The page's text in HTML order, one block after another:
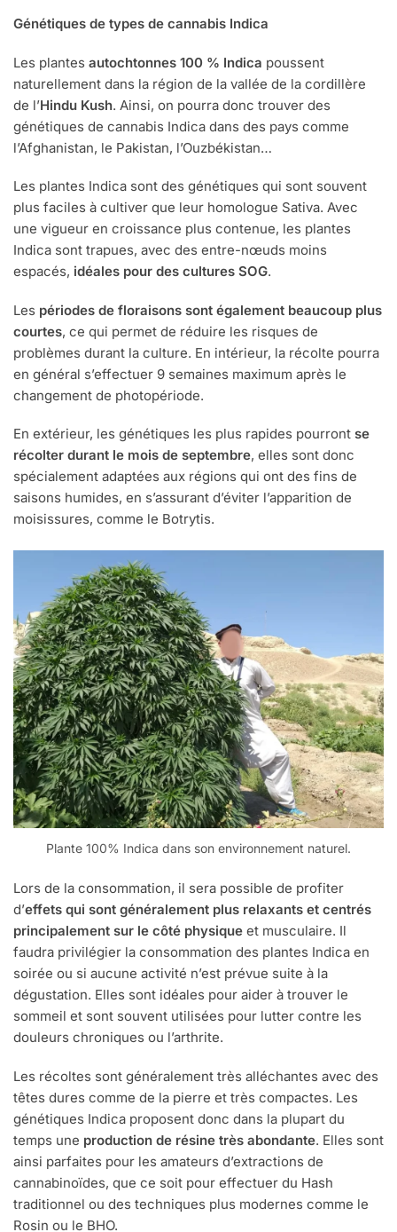
Génétiques de types de cannabis Indica
Les plantes autochtonnes 100 % Indica poussent
naturellement dans la région de la vallée de la cordillère
de l’Hindu Kush. Ainsi, on pourra donc trouver des
génétiques de cannabis Indica dans des pays comme
l’Afghanistan, le Pakistan, l’Ouzbékistan…
Les plantes Indica sont des génétiques qui sont souvent
plus faciles à cultiver que leur homologue Sativa. Avec
une vigueur en croissance plus contenue, les plantes
Indica sont trapues, avec des entre-nœuds moins
espacés, idéales pour des cultures SOG.
Les périodes de floraisons sont également beaucoup plus
courtes, ce qui permet de réduire les risques de
problèmes durant la culture. En intérieur, la récolte pourra
en général s’effectuer 9 semaines maximum après le
changement de photopériode.
En extérieur, les génétiques les plus rapides pourront se
récolter durant le mois de septembre, elles sont donc
spécialement adaptées aux régions qui ont des fins de
saisons humides, en s’assurant d’éviter l’apparition de
moisissures, comme le Botrytis.
Plante 100% Indica dans son environnement naturel.
Lors de la consommation, il sera possible de profiter
d’effets qui sont généralement plus relaxants et centrés
principalement sur le côté physique et musculaire. Il
faudra privilégier la consommation des plantes Indica en
soirée ou si aucune activité n’est prévue suite à la
dégustation. Elles sont idéales pour aider à trouver le
sommeil et sont souvent utilisées pour lutter contre les
douleurs chroniques ou l’arthrite.
Les récoltes sont généralement très alléchantes avec des
têtes dures comme de la pierre et très compactes. Les
génétiques Indica proposent donc dans la plupart du
temps une production de résine très abondante. Elles sont
ainsi parfaites pour les amateurs d’extractions de
cannabinoïdes, que ce soit pour effectuer du Hash
traditionnel ou des techniques plus modernes comme le
Rosin ou le BHO.